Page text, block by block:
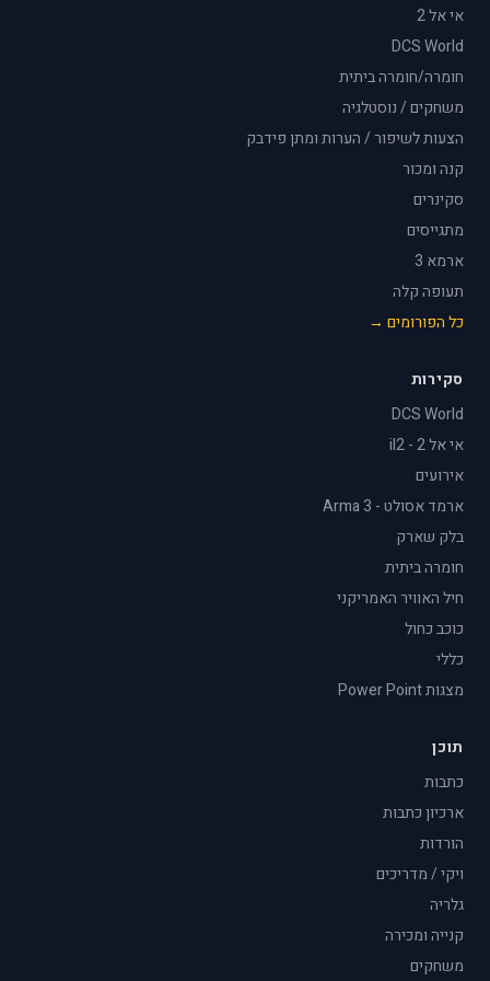
אי אל 2
DCS World
חומרה/חומרה ביתית
משחקים / נוסטלגיה
הצעות לשיפור / הערות ומתן פידבק
קנה ומכור
סקינרים
מתגייסים
ארמא 3
תעופה קלה
כל הפורומים →
סקירות
DCS World
אי אל 2 - il2
אירועים
ארמד אסולט - Arma 3
בלק שארק
חומרה ביתית
חיל האוויר האמריקני
כוכב כחול
כללי
מצגות Power Point
תוכן
כתבות
ארכיון כתבות
הורדות
ויקי / מדריכים
גלריה
קנייה ומכירה
משחקים